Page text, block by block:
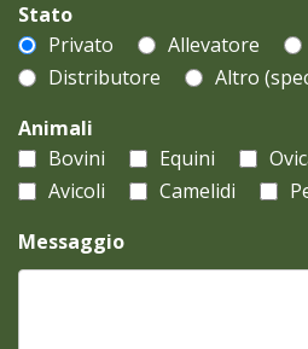
Stato
Privato
Allevatore
Distributore
Altro
Animali
Bovini
Equini
Avicoli
Camelidi
Messaggio